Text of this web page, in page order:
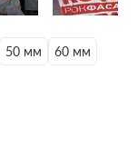
50 мм
60 мм